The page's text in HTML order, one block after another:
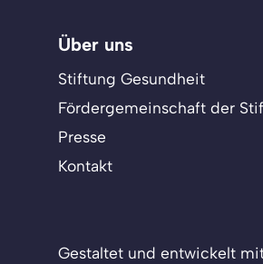
Über uns
Stiftung Gesundheit
Fördergemeinschaft der
Presse
Kontakt
Gestaltet und entwickelt